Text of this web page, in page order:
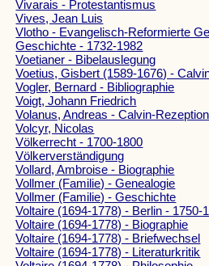
Vivarais - Protestantismus
Vives, Jean Luis
Vlotho - Evangelisch-Reformierte
Geschichte - 1732-1982
Voetianer - Bibelauslegung
Voetius, Gisbert (1589-1676) -
Vogler, Bernard - Bibliographie
Voigt, Johann Friedrich
Volanus, Andreas - Calvin-Rezeption
Volcyr, Nicolas
Völkerrecht - 1700-1800
Völkerverständigung
Vollard, Ambroise - Biographie
Vollmer (Familie) - Genealogie
Vollmer (Familie) - Geschichte
Voltaire (1694-1778) - Berlin - 1750-
Voltaire (1694-1778) - Biographie
Voltaire (1694-1778) - Briefwechsel
Voltaire (1694-1778) - Literaturkritik